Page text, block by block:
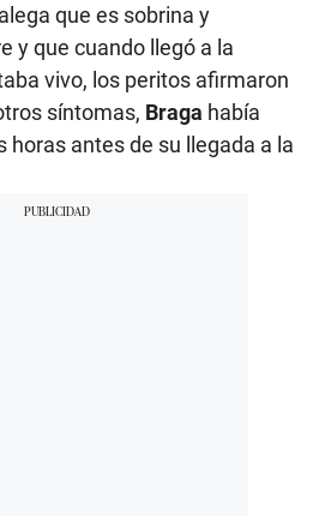
que es sobrina y
y que cuando llegó a la
vivo, los peritos afirmaron
síntomas, Braga había
horas antes de su llegada a la